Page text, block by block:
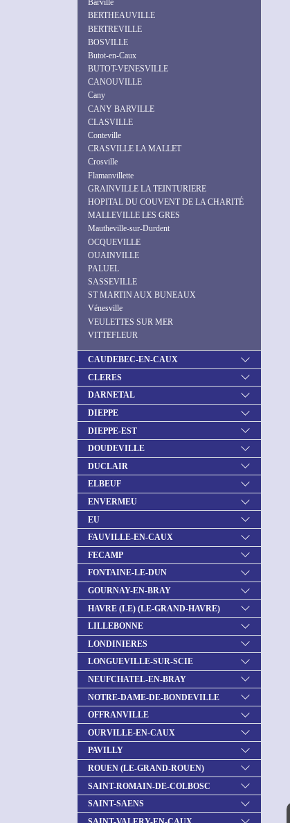
Barville
BERTHEAUVILLE
BERTREVILLE
BOSVILLE
Butot-en-Caux
BUTOT-VENESVILLE
CANOUVILLE
Cany
CANY BARVILLE
CLASVILLE
Conteville
CRASVILLE LA MALLET
Crosville
Flamanvillette
GRAINVILLE LA TEINTURIERE
HOPITAL DU COUVENT DE LA CHARITÉ
MALLEVILLE LES GRES
Mautheville-sur-Durdent
OCQUEVILLE
OUAINVILLE
PALUEL
SASSEVILLE
ST MARTIN AUX BUNEAUX
Vénesville
VEULETTES SUR MER
VITTEFLEUR
CAUDEBEC-EN-CAUX
CLERES
DARNETAL
DIEPPE
DIEPPE-EST
DOUDEVILLE
DUCLAIR
ELBEUF
ENVERMEU
EU
FAUVILLE-EN-CAUX
FECAMP
FONTAINE-LE-DUN
GOURNAY-EN-BRAY
HAVRE (LE) (LE-GRAND-HAVRE)
LILLEBONNE
LONDINIERES
LONGUEVILLE-SUR-SCIE
NEUFCHATEL-EN-BRAY
NOTRE-DAME-DE-BONDEVILLE
OFFRANVILLE
OURVILLE-EN-CAUX
PAVILLY
ROUEN (LE-GRAND-ROUEN)
SAINT-ROMAIN-DE-COLBOSC
SAINT-SAENS